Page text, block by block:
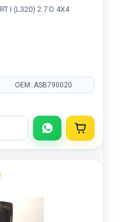
I (L320) 2.7 D 4X4
OEM: ASB790020